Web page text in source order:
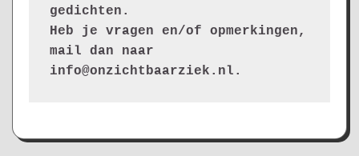
gedichten.
Heb je vragen en/of opmerkingen,
mail dan naar
info@onzichtbaarziek.nl.